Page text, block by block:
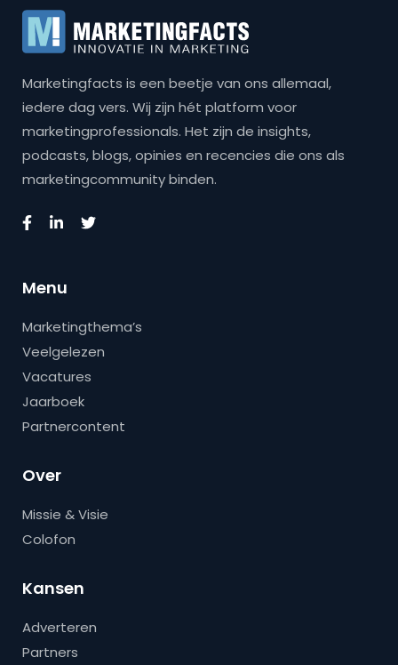
Marketingfacts is een beetje van ons allemaal,
iedere dag vers. Wij zijn hét platform voor
marketingprofessionals. Het zijn de insights,
podcasts, blogs, opinies en recencies die ons als
marketingcommunity binden.
Menu
Marketingthema’s
Veelgelezen
Vacatures
Jaarboek
Partnercontent
Over
Missie & Visie
Colofon
Kansen
Adverteren
Partners